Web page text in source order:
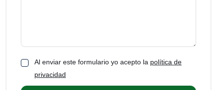
Al enviar este formulario yo acepto la política de
privacidad